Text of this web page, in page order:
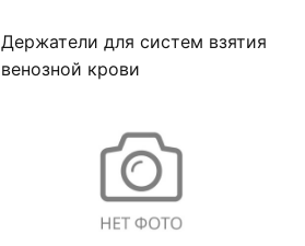
Держатели для систем взятия
венозной крови